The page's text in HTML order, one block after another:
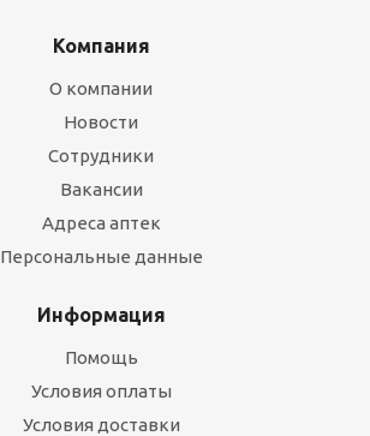
Компания
О компании
Новости
Сотрудники
Вакансии
Адреса аптек
Персональные данные
Информация
Помощь
Условия оплаты
Условия доставки